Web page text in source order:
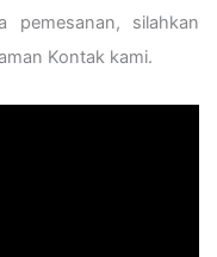
pemesanan, silahkan
Kontak kami.